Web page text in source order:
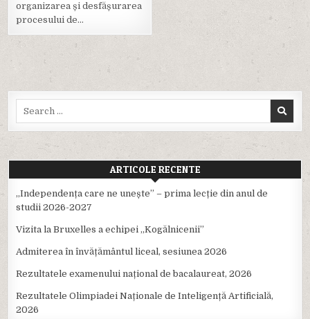
organizarea și desfășurarea
procesului de…
ARTICOLE RECENTE
,,Independența care ne unește” – prima lecție din anul de
studii 2026-2027
Vizita la Bruxelles a echipei ,,Kogălnicenii”
Admiterea în învățământul liceal, sesiunea 2026
Rezultatele examenului național de bacalaureat, 2026
Rezultatele Olimpiadei Naționale de Inteligență Artificială,
2026